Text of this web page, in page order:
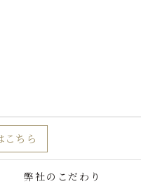
こちら
弊社のこだわり